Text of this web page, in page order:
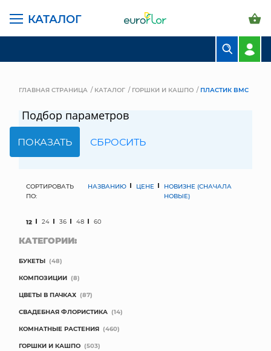
КАТАЛОГ
ГОРШКИ И КАШПО
ГЛАВНАЯ СТРАНИЦА КАТАЛОГ ГОРШКИ И КАШПО ПЛАСТИК BMC
Подбор параметров
СОРТИРОВАТЬ
ПО:
НАЗВАНИЮ ЦЕНЕ
НОВИЗНЕ (СНАЧАЛА
НОВЫЕ)
12 24 36 48 60
КАТЕГОРИИ:
БУКЕТЫ (48)
КОМПОЗИЦИИ (8)
ЦВЕТЫ В ПАЧКАХ (87)
СВАДЕБНАЯ ФЛОРИСТИКА (14)
КОМНАТНЫЕ РАСТЕНИЯ (460)
ГОРШКИ И КАШПО (503)